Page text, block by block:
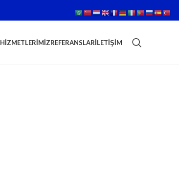
HIZMETLERIMIZREFERANSLARİLETIŞIM